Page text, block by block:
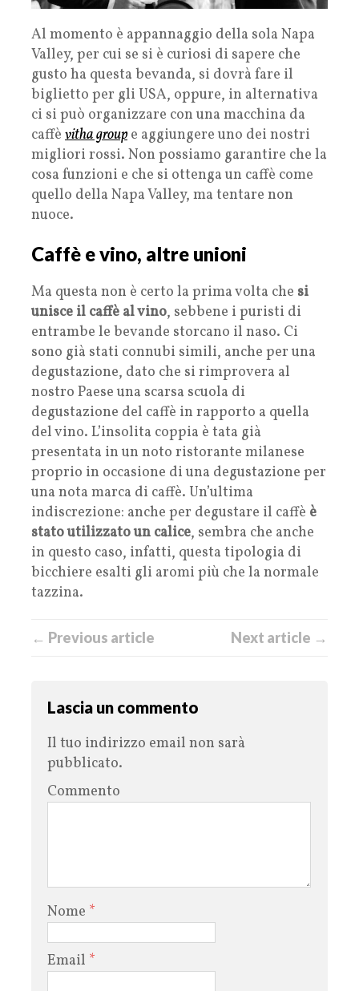
Al momento è appannaggio della sola Napa
Valley, per cui se si è curiosi di sapere che
gusto ha questa bevanda, si dovrà fare il
biglietto per gli USA, oppure, in alternativa
ci si può organizzare con una macchina da
caffè vitha groupe aggiungere uno dei nostri
migliori rossi. Non possiamo garantire che la
cosa funzioni e che si ottenga un caffè come
quello della Napa Valley, ma tentare non
nuoce.
Caffè e vino, altre unioni
Ma questa non è certo la prima volta che si
unisce il caffè al vino, sebbene i puristi di
entrambe le bevande storcano il naso. Ci
sono già stati connubi simili, anche per una
degustazione, dato che si rimprovera al
nostro Paese una scarsa scuola di
degustazione del caffè in rapporto a quella
del vino. L’insolita coppia è tata già
presentata in un noto ristorante milanese
proprio in occasione di una degustazione per
una nota marca di caffè. Un’ultima
indiscrezione: anche per degustare il caffè è
stato utilizzato un calice, sembra che anche
in questo caso, infatti, questa tipologia di
bicchiere esalti gli aromi più che la normale
tazzina.
← Previous article Next article →
Lascia un commento
Il tuo indirizzo email non sarà
pubblicato.
Commento
Nome *
Email *